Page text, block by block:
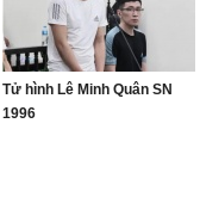
Tử hình Lê Minh Quân SN
1996